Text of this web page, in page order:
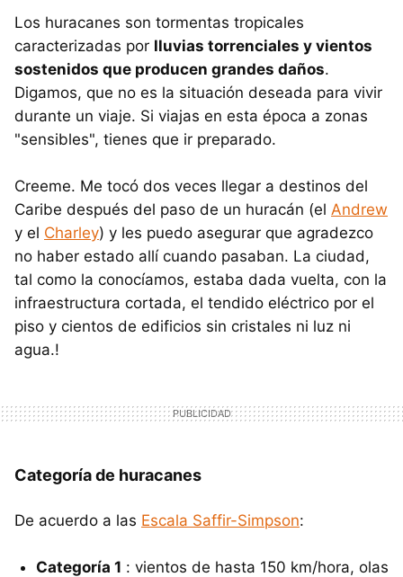
Los huracanes son tormentas tropicales
caracterizadas por lluvias torrenciales y vientos
sostenidos que producen grandes daños.
Digamos, que no es la situación deseada para vivir
durante un viaje. Si viajas en esta época a zonas
"sensibles", tienes que ir preparado.
Creeme. Me tocó dos veces llegar a destinos del
Caribe después del paso de un huracán (el Andrew
y el Charley) y les puedo asegurar que agradezco
no haber estado allí cuando pasaban. La ciudad,
tal como la conocíamos, estaba dada vuelta, con la
infraestructura cortada, el tendido eléctrico por el
piso y cientos de edificios sin cristales ni luz ni
agua.!
Categoría de huracanes
De acuerdo a las Escala Saffir-Simpson:
Categoría 1 : vientos de hasta 150 km/hora, olas